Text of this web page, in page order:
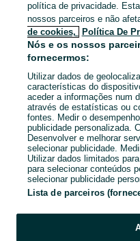
Mapa do site
Mapa das freguesias
Mapa de mini-sites
Pesquisas populares
política de privacidade.
nossos parceiros e não
de cookies,
Política De
Nós e os nossos
fornecermos:
Utilizar dados de
características do
aceder a informações num
através de estatísticas ou
fontes. Medir o
publicidade personalizada.
Desenvolver e melhorar
selecionar publicidade.
Utilizar dados limitados
para selecionar conteúdos
selecionar publicidade
Lista de parceiros